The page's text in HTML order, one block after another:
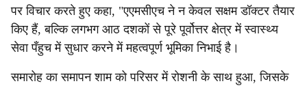
पर विचार करते हुए कहा, "एएमसीएच ने न केवल सक्षम डॉक्टर तैयार
किए हैं, बल्कि लगभग आठ दशकों से पूरे पूर्वोत्तर क्षेत्र में स्वास्थ्य
सेवा पँहुच में सुधार करने में महत्वपूर्ण भूमिका निभाई है।
समारोह का समापन शाम को परिसर में रोशनी के साथ हुआ, जिसके